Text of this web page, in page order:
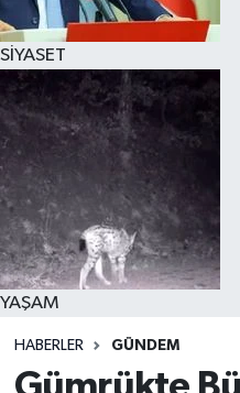
SİYASET
YAŞAM
HABERLER GÜNDEM